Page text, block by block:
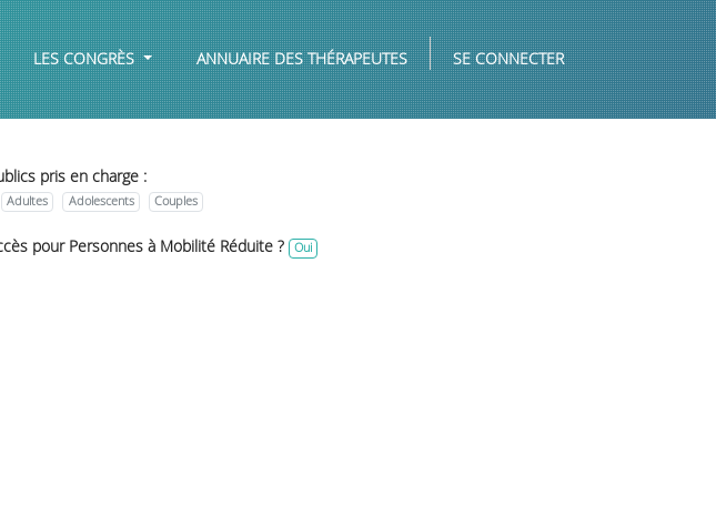
LES CONGRÈS ANNUAIRE DES THÉRAPEUTES SE CONNECTER
pris en charge :
Adultes Adolescents Couples
pour Personnes à Mobilité Réduite ? Oui